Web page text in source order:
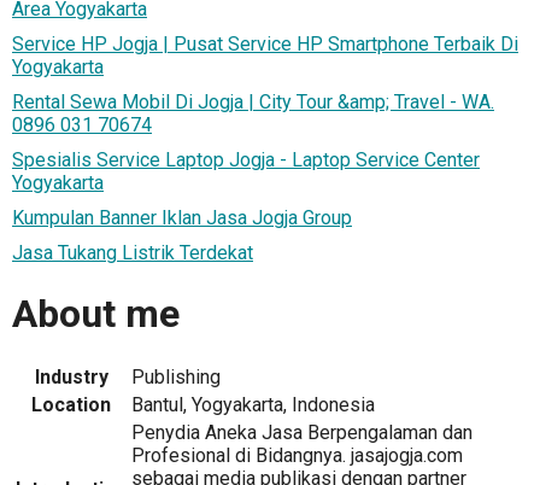
Area Yogyakarta
Service HP Jogja | Pusat Service HP Smartphone Terbaik Di
Yogyakarta
Rental Sewa Mobil Di Jogja | City Tour &amp; Travel - WA.
0896 031 70674
Spesialis Service Laptop Jogja - Laptop Service Center
Yogyakarta
Kumpulan Banner Iklan Jasa Jogja Group
Jasa Tukang Listrik Terdekat
About me
Industry
Publishing
Location
Bantul, Yogyakarta, Indonesia
Penydia Aneka Jasa Berpengalaman dan
Profesional di Bidangnya. jasajogja.com
sebagai media publikasi dengan partner